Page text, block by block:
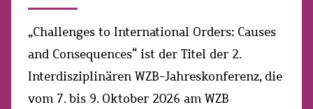
„Challenges to International Orders: Causes
and Consequences“ ist der Titel der 2.
Interdisziplinären WZB-Jahreskonferenz, die
vom 7. bis 9. Oktober 2026 am WZB